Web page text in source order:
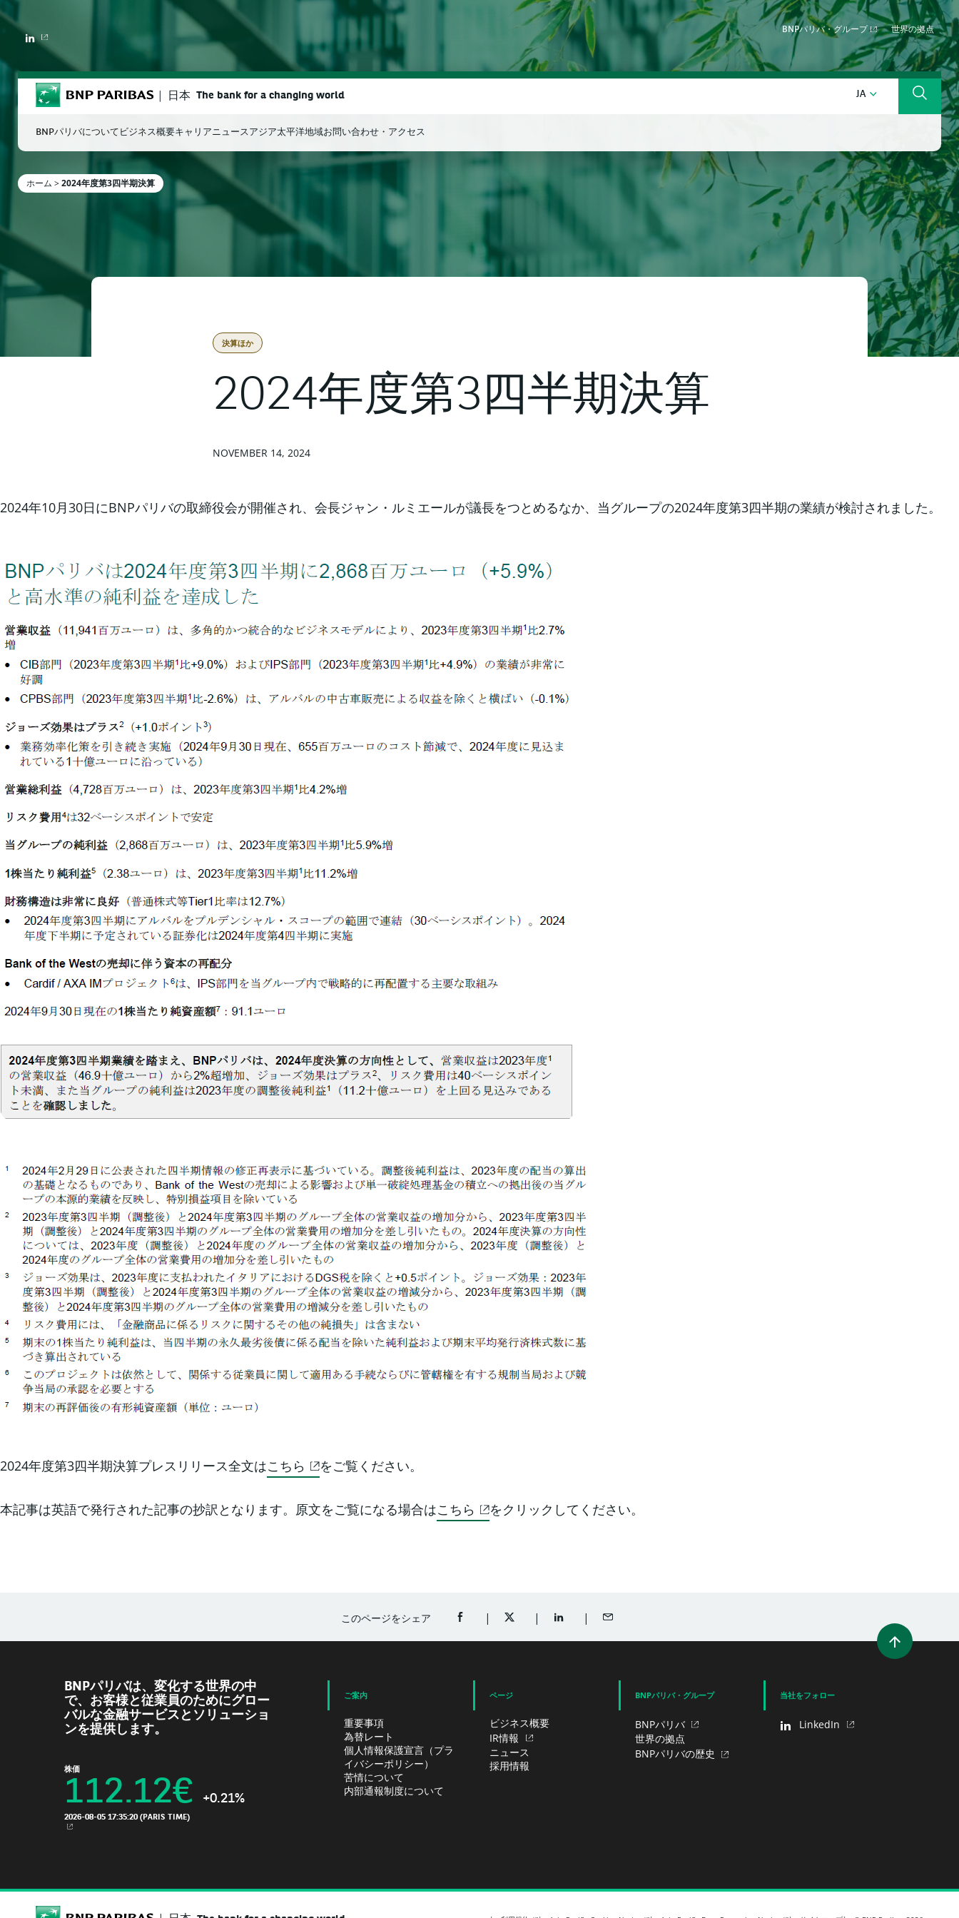
LINKEDIN
BNPパリバ・グループ 世界の拠点
BNP Paribas 日本 The bank for a changing world JA 日本語 検索
検索ワードを入力 検索
BNPパリバについて ビジネス概要キャリアニュースアジア太平洋地域お問い合わせ・アクセス
ホーム >2024年度第3四半期決算
決算ほか
2024年度第3四半期決算
NOVEMBER 14, 2024
2024年10月30日にBNPパリバの取締役会が開催され、会長ジャン・ルミエールが議長をつとめるなか、当グループの2024年度第3四半期の業績が検討されました。
2024年度第3四半期決算プレスリリース全文はこちら をご覧ください。
本記事は英語で発行された記事の抄訳となります。原文をご覧になる場合はこちら をクリックしてください。
このページをシェア FACEBOOKでシェア（新規ウィンドウを開く）
TWITTERでシェア（新規ウィンドウを開く）
LINKEDINでシェア（新規ウィンドウを開く）
メールでシェア
BNPパリバは、変化する世界の中
で、お客様と従業員のためにグロー
バルな金融サービスとソリューショ
ンを提供します。
株価
112.12€ +0.21%
2026-08-05 17:35:20(PARIS TIME)
新規ウィンドウ
ご案内
重要事項
為替レート
個人情報保護宣言（プラ
イバシーポリシー）
苦情について
内部通報制度について
ページ
ビジネス概要
IR情報
ニュース
採用情報
BNPパリバ・グループ
BNPパリバ
世界の拠点
BNPパリバの歴史
当社をフォロー
LinkedIn